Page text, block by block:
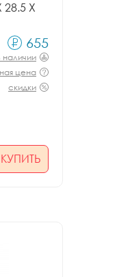
X
655
наличии
цена
скидки
КУПИТЬ